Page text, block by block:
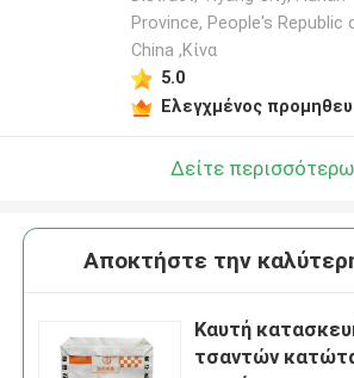
Province, People's Republic
China ,Κίνα
5.0
Ελεγχμένος
Δείτε
Αποκτήστε την
Καυτή
τσαντών